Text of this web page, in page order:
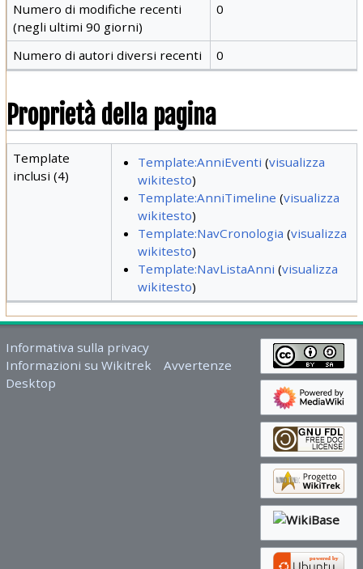
Numero di modifiche recenti
(negli ultimi 90 giorni)
0
Numero di autori diversi recenti 0
Proprietà della pagina
Template
inclusi (4)
Template:AnniEventi (visualizza
wikitesto)
Template:AnniTimeline (visualizza
wikitesto)
Template:NavCronologia (visualizza
wikitesto)
Template:NavListaAnni (visualizza
wikitesto)
Informativa sulla privacy
Informazioni su Wikitrek
Avvertenze
Desktop